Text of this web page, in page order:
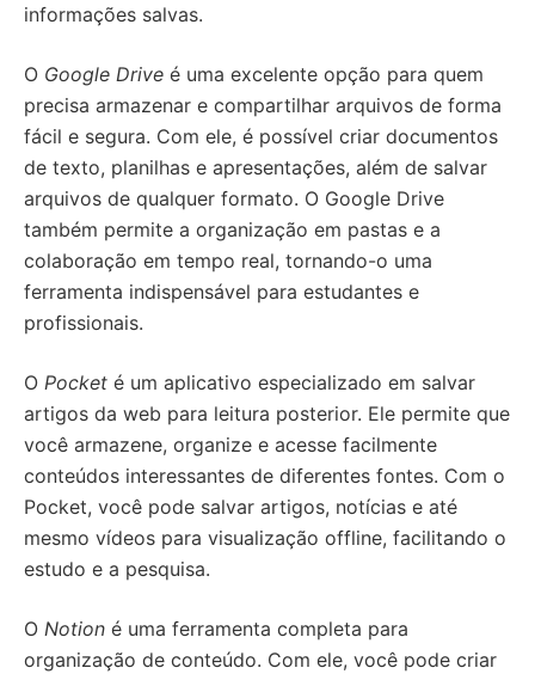
informações salvas.
O Google Drive é uma excelente opção para quem
precisa armazenar e compartilhar arquivos de forma
fácil e segura. Com ele, é possível criar documentos
de texto, planilhas e apresentações, além de salvar
arquivos de qualquer formato. O Google Drive
também permite a organização em pastas e a
colaboração em tempo real, tornando-o uma
ferramenta indispensável para estudantes e
profissionais.
O Pocket é um aplicativo especializado em salvar
artigos da web para leitura posterior. Ele permite que
você armazene, organize e acesse facilmente
conteúdos interessantes de diferentes fontes. Com o
Pocket, você pode salvar artigos, notícias e até
mesmo vídeos para visualização offline, facilitando o
estudo e a pesquisa.
O Notion é uma ferramenta completa para
organização de conteúdo. Com ele, você pode criar